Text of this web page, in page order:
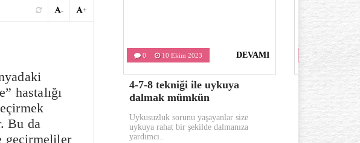
+
-
hastalığı
Bu da
geçirmeliler
DEVAMI
0 10 Ekim 2023
4-7-8 tekniği ile uykuya
dalmak mümkün
Uykusuzluk sorunu yaşayanlar size
uykuya rahat bir şekilde dalmanıza
yardımcı..
0 10 Ekim
Varis
aylarında
Gerek görünümü
oldukça dikkat
hastalıklardan..